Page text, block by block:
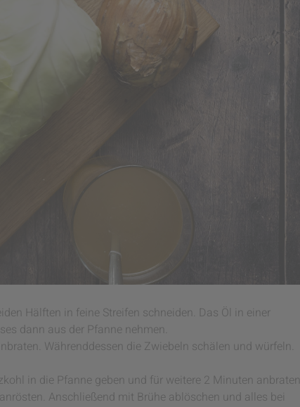
Hälften in feine Streifen schneiden. Das Öl in einer
dann aus der Pfanne nehmen.
Währenddessen die Zwiebeln schälen und würfeln.
in die Pfanne geben und für weitere 2 Minuten anbraten.
Anschließend mit Brühe ablöschen und alles bei